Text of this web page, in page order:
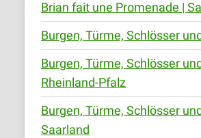
Brian fait une Promenade |
Burgen, Türme, Schlösser
Burgen, Türme, Schlösser
Rheinland-Pfalz
Burgen, Türme, Schlösser
Saarland